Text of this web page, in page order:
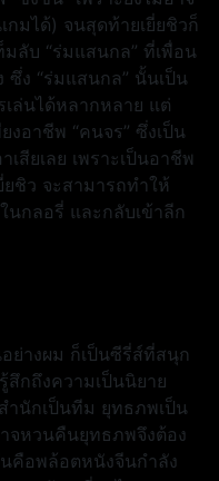
กมได้) จนสุดท้ายเยี่ยชิวก็
ลับ “ร่มแสนกล” ที่เพื่อน
ง “ร่มแสนกล” นั้นเป็น
ล่นได้หลากหลาย แต่
งอาชีพ “คนจร” ซึ่งเป็น
สียเลย เพราะเป็นอาชีพ
ชิว จะสามารถทำให้
นกลอรี่ และกลับเข้าลีก
ย่างผม ก็เป็นซีรี่ส์ที่สนุก
กถึงความเป็นนิยาย
ำนักเป็นทีม ยุทธภพเป็น
จหวนคืนยุทธภพจึงต้อง
คือพล้อตหนังจีนกำลัง